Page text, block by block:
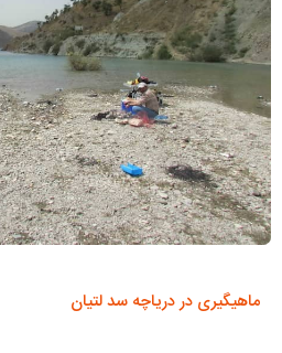
ماهیگیری در دریاچه سد لتیان